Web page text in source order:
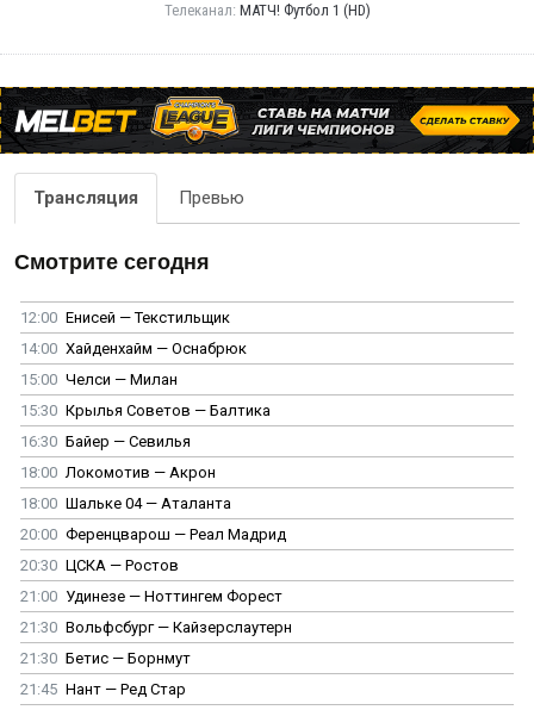
Телеканал: МАТЧ! Футбол 1 (HD)
Трансляция Превью
Смотрите сегодня
12:00 Енисей — Текстильщик
14:00 Хайденхайм — Оснабрюк
15:00 Челси — Милан
15:30 Крылья Советов — Балтика
16:30 Байер — Севилья
18:00 Локомотив — Акрон
18:00 Шальке 04 — Аталанта
20:00 Ференцварош — Реал Мадрид
20:30 ЦСКА — Ростов
21:00 Удинезе — Ноттингем Форест
21:30 Вольфсбург — Кайзерслаутерн
21:30 Бетис — Борнмут
21:45 Нант — Ред Стар